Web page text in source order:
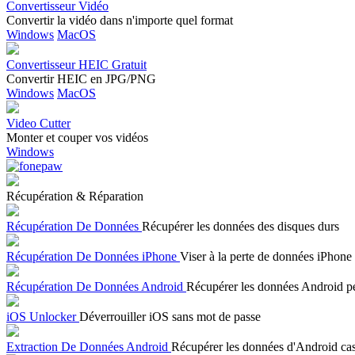
Convertisseur Vidéo
Convertir la vidéo dans n'importe quel format
Windows MacOS
Convertisseur HEIC Gratuit
Convertir HEIC en JPG/PNG
Windows MacOS
Video Cutter
Monter et couper vos vidéos
Windows
Récupération & Réparation
Récupération De Données Récupérer les données des disques durs
Récupération De Données iPhone Viser à la perte de données iPhone
Récupération De Données Android Récupérer les données Android
iOS Unlocker Déverrouiller iOS sans mot de passe
Extraction De Données Android Récupérer les données d'Android